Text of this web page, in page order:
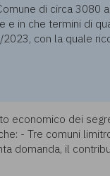
di circa 3080
in che termini di
con la quale
economico dei
- Tre comuni
domanda, il